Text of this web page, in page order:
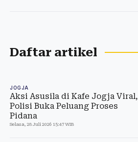
Daftar artikel
JOGJA
Aksi Asusila di Kafe Jogja Viral,
Polisi Buka Peluang Proses
Pidana
Selasa, 28 Juli 2026 15:47 WIB